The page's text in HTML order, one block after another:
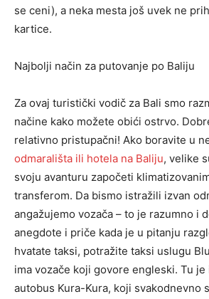
se ceni), a neka mesta još uvek ne
kartice.
Najbolji način za putovanje po Baliju
Za ovaj turistički vodič za Bali smo
načine kako možete obići ostrvo.
relativno pristupačni! Ako boravite u
odmarališta ili hotela na Baliju, velike
svoju avanturu započeti
transferom. Da bismo istražili izvan
angažujemo vozača – to je razumno i
anegdote i priče kada je u pitanju
hvatate taksi, potražite taksi uslugu
ima vozače koji govore engleski. Tu je
autobus Kura-Kura, koji svakodnevno